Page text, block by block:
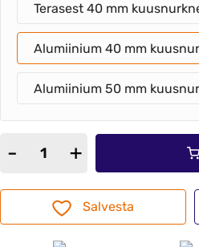
Terasest 40 mm
Alumiinium 40 mm
Alumiinium 50 mm
Salvesta